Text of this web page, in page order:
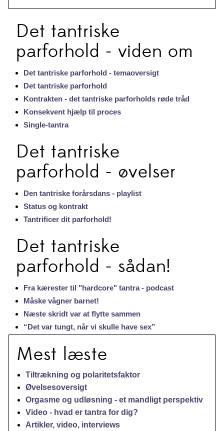
Det tantriske
parforhold - viden om
Det tantriske parforhold - temaoversigt
Det tantriske parforhold
Kontrakten - det tantriske parforholds røde tråd
Konsekvent hjælp til proces
Single-tantra
Det tantriske
parforhold - øvelser
Den tantriske forårsdans - playlist
Status og kontrakt
Tantrificer dit parforhold!
Det tantriske
parforhold - sådan!
Fra kærester til "hardcore" tantra - podcast
Måske vågner barnet!
Næste skridt var at flytte sammen
“Det var tungt, når vi skulle have sex”
Mest læste
Tiltrækning og polaritetsfaktor
Øvelsesoversigt
Orgasme og udløsning - et mandligt perspektiv
Video - hvad er tantra for dig?
Artikler, video, interviews